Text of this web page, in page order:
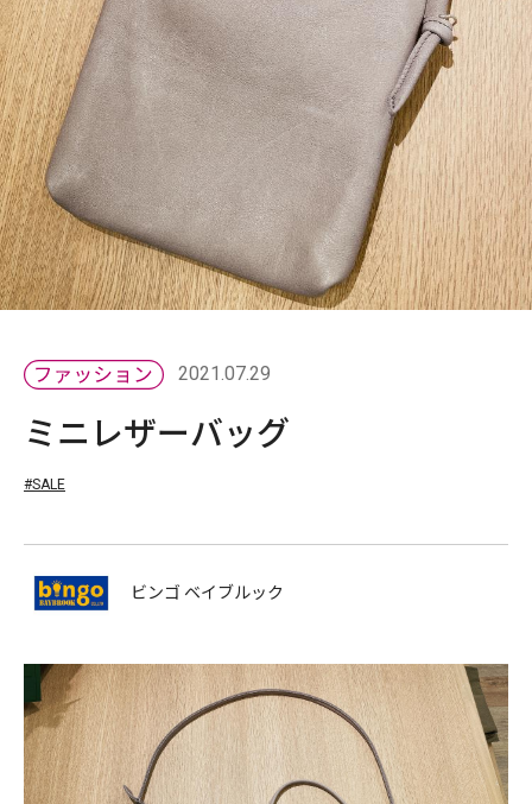
2021.07.29
ミニレザーバッグ
#SALE
ビンゴ ベイブルック